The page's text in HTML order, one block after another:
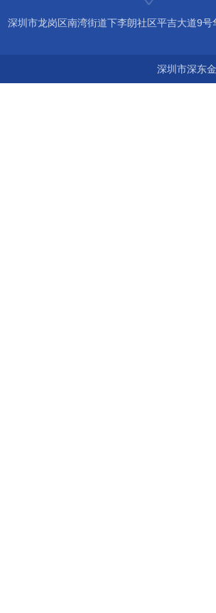
深圳市龙岗区南湾街道下李朗社区平吉大道9号
深圳市深东